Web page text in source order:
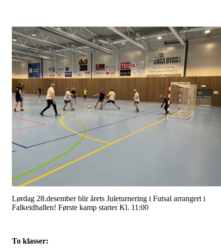
Lørdag 28.desember blir årets Juleturnering i Futsal arrangert i
Falkeidhallen! Første kamp starter Kl. 11:00
To klasser: